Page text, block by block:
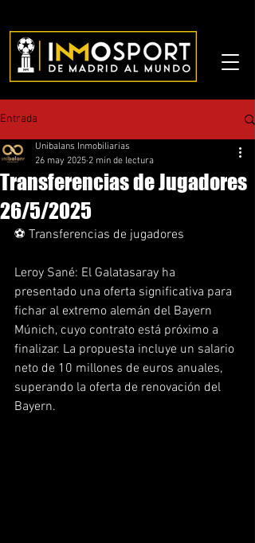
Entrada
Transferencias de Jugadores
26/5/2025
Unibalans Inmobiliarias
26 may 2025 2 min de lectura
⚽ Transferencias de jugadores
Leroy Sané: El Galatasaray ha
presentado una oferta significativa para
fichar al extremo alemán del Bayern
Múnich, cuyo contrato está próximo a
finalizar. La propuesta incluye un salario
neto de 10 millones de euros anuales,
superando la oferta de renovación del
Bayern.